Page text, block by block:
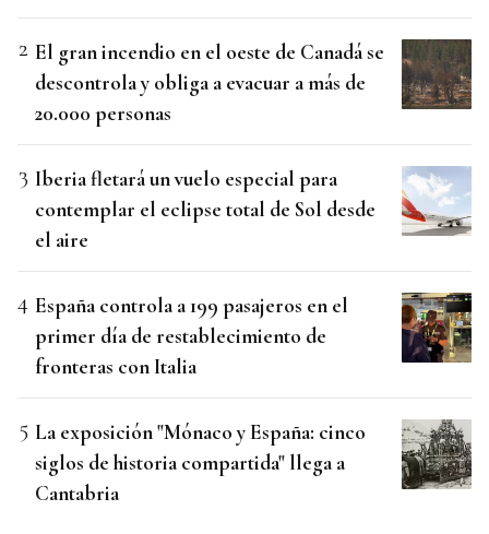
El gran incendio en el oeste de Canadá se
descontrola y obliga a evacuar a más de
20.000 personas
Iberia fletará un vuelo especial para
contemplar el eclipse total de Sol desde
el aire
España controla a 199 pasajeros en el
primer día de restablecimiento de
fronteras con Italia
La exposición "Mónaco y España: cinco
siglos de historia compartida" llega a
Cantabria